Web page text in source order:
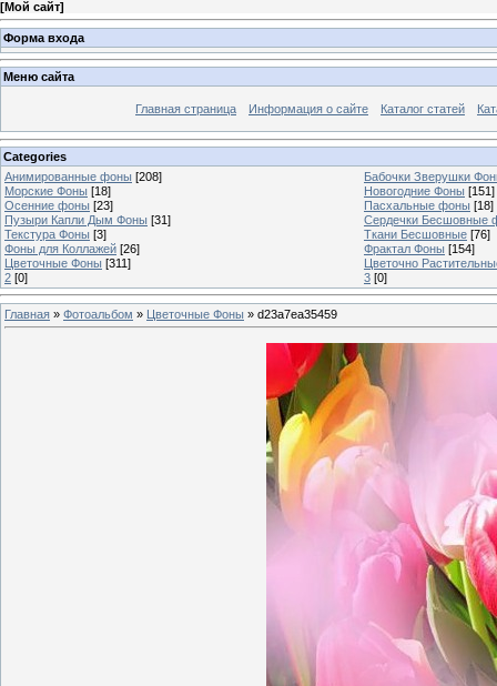
[Мой сайт]
Форма входа
Меню сайта
Главная страница Информация о сайте Каталог статей
Categories
Анимированные фоны [208]
Бабочки Зверушки
Морские Фоны [18] Новогодние Фоны [151]
Осенние фоны [23] Пасхальные фоны [18]
Пузыри Капли Дым Фоны [31]
Сердечки Бесшовные
Текстура Фоны [3] Ткани Бесшовные [76]
Фоны для Коллажей [26] Фрактал Фоны [154]
Цветочные Фоны [311]
Цветочно
2 [0] 3 [0]
Главная » Фотоальбом » Цветочные Фоны » d23a7ea35459